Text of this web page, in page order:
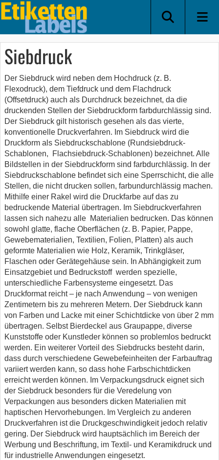
Siebdruck
Der Siebdruck wird neben dem Hochdruck (z. B.
Flexodruck), dem Tiefdruck und dem Flachdruck
(Offsetdruck) auch als Durchdruck bezeichnet, da die
druckenden Stellen der Siebdruckform farbdurchlässig sind.
Der Siebdruck gilt historisch gesehen als das vierte,
konventionelle Druckverfahren. Im Siebdruck wird die
Druckform als Siebdruckschablone (Rundsiebdruck-
Schablonen, Flachsiebdruck-Schablonen) bezeichnet. Alle
Bildstellen in der Siebdruckform sind farbdurchlässig. In der
Siebdruckschablone befindet sich eine Sperrschicht, die alle
Stellen, die nicht drucken sollen, farbundurchlässig machen.
Mithilfe einer Rakel wird die Druckfarbe auf das zu
bedruckende Material übertragen. Im Siebdruckverfahren
lassen sich nahezu alle Materialien bedrucken. Das können
sowohl glatte, flache Oberflächen (z. B. Papier, Pappe,
Gewebematerialien, Textilien, Folien, Platten) als auch
geformte Materialien wie Holz, Keramik, Trinkgläser,
Flaschen oder Gerätegehäuse sein. In Abhängigkeit zum
Einsatzgebiet und Bedruckstoff werden spezielle,
unterschiedliche Farbensysteme eingesetzt. Das
Druckformat reicht – je nach Anwendung – von wenigen
Zentimetern bis zu mehreren Metern. Der Siebdruck kann
von Farben und Lacke mit einer Schichtdicke von über 2 mm
übertragen. Selbst Bierdeckel aus Graupappe, diverse
Kunststoffe oder Kunstleder können so problemlos bedruckt
werden. Ein weiterer Vorteil des Siebdrucks besteht darin,
dass durch verschiedene Gewebefeinheiten der Farbauftrag
variiert werden kann, so dass hohe Farbschichtdicken
erreicht werden können. Im Verpackungsdruck eignet sich
der Siebdruck besonders für die Veredelung von
Verpackungen aus besonders dicken Materialien mit
haptischen Hervorhebungen. Im Vergleich zu anderen
Druckverfahren ist die Druckgeschwindigkeit jedoch relativ
gering. Der Siebdruck wird hauptsächlich im Bereich der
Werbung und Beschriftung, im Textil- und Keramikdruck und
für industrielle Anwendungen eingesetzt.